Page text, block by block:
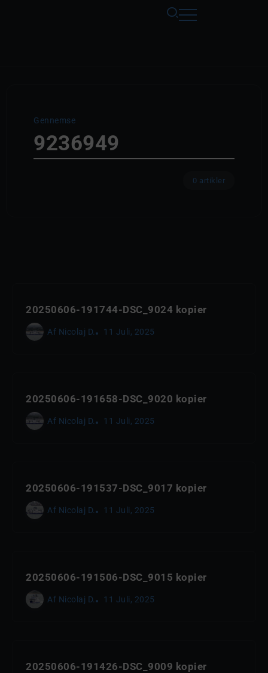
Gennemse
9236949
0 artikler
20250606-191744-DSC_9024 kopier
Af Nicolaj D. 11 Juli, 2025
20250606-191658-DSC_9020 kopier
Af Nicolaj D. 11 Juli, 2025
20250606-191537-DSC_9017 kopier
Af Nicolaj D. 11 Juli, 2025
20250606-191506-DSC_9015 kopier
Af Nicolaj D. 11 Juli, 2025
20250606-191426-DSC_9009 kopier